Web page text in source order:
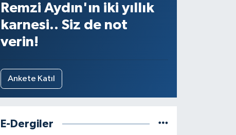
Remzi Aydın'ın iki yıllık
karnesi.. Siz de not
verin!
Ankete Katıl
E-Dergiler